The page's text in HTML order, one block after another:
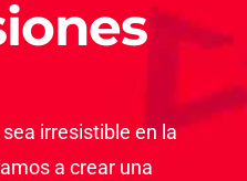
irresistible en la
a crear una